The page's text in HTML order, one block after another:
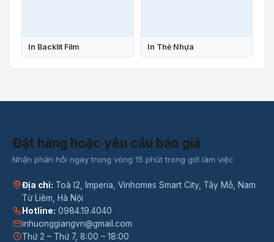
In Backlit Film In Thẻ Nhựa
Đặt hàng hoặc yêu cầu báo giá
Nhận phản hồi ngay trong vòng 15 phút trong giờ làm việc
Địa chỉ: Toà I2, Imperia, Vinhomes Smart City, Tây Mỗ, Nam
Từ Liêm, Hà Nội
Hotline: 0984.19.4040
inhuonggiangvn@gmail.com
Thứ 2 – Thứ 7, 8:00 – 18:00